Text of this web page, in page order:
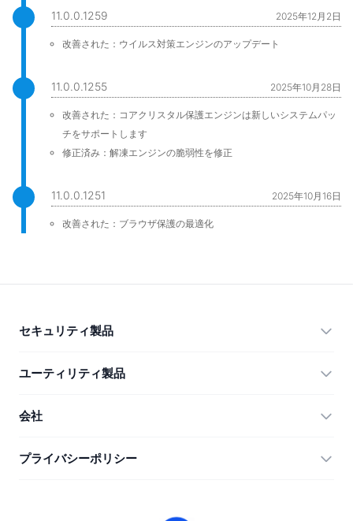
11.0.0.1259 2025年12月2日
改善された：ウイルス対策エンジンのアップデート
11.0.0.1255 2025年10月28日
改善された：コアクリスタル保護エンジンは新しいシステムパッ
チをサポートします
修正済み：解凍エンジンの脆弱性を修正
11.0.0.1251 2025年10月16日
改善された：ブラウザ保護の最適化
セキュリティ製品
360 Total Security
Anti-Ransomware Tool
ユーティリティ製品
360 Zip
RecoverlyX
会社
ヘルプ
プライバシーポリシー